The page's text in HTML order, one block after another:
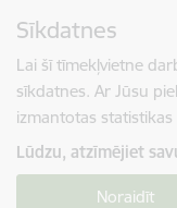
Sīkdatnes
Lai šī tīmekļvietne
sīkdatnes. Ar Jūsu
izmantotas
Lūdzu, atzīmējiet
Noraidīt